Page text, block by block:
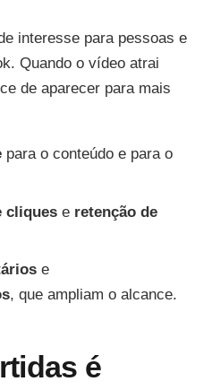
interesse para pessoas e
Quando o vídeo atrai
de aparecer para mais
para o conteúdo e para o
cliques e retenção de
e
, que ampliam o alcance.
é